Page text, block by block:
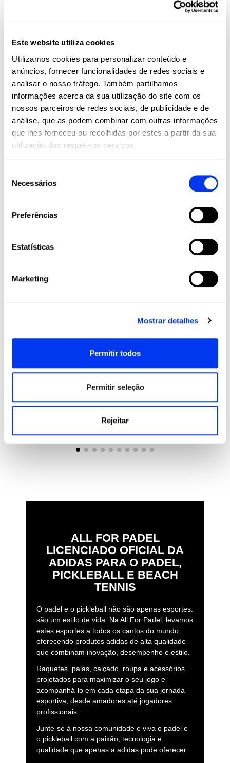
Este website utiliza cookies
Utilizamos cookies para personalizar conteúdo e
anúncios, fornecer funcionalidades de redes sociais e
analisar o nosso tráfego. Também partilhamos
informações acerca da sua utilização do site com os
nossos parceiros de redes sociais, de publicidade e de
análise, que as podem combinar com outras informações
que lhes forneceu ou recolhidas por estes a partir da sua
utilização dos respetivos serviços.
Necessários
Preferências
Estatísticas
Marketing
Mostrar detalhes
Permitir todos
Permitir seleção
Rejeitar
Raquetes de padel
Raquete adidas Metalbone Reserve 2026
325,00 €
adicionar ao carrinho
compraram:
NOVO
Sapatilhas de pádel adidas Crazyquick Boost M 160,00 €
ver tamanhos
ALL FOR PADEL
LICENCIADO OFICIAL DA
ADIDAS PARA O PADEL,
PICKLEBALL E BEACH
TENNIS
O padel e o pickleball não são apenas esportes:
são um estilo de vida. Na All For Padel, levamos
estes esportes a todos os cantos do mundo,
oferecendo produtos adidas de alta qualidade
que combinam inovação, desempenho e estilo.
Raquetes, palas, calçado, roupa e acessórios
projetados para maximizar o seu jogo e
acompanhá-lo em cada etapa da sua jornada
esportiva, desde amadores até jogadores
profissionais.
Junte-se à nossa comunidade e viva o padel e
o pickleball com a paixão, tecnologia e
qualidade que apenas a adidas pode oferecer.